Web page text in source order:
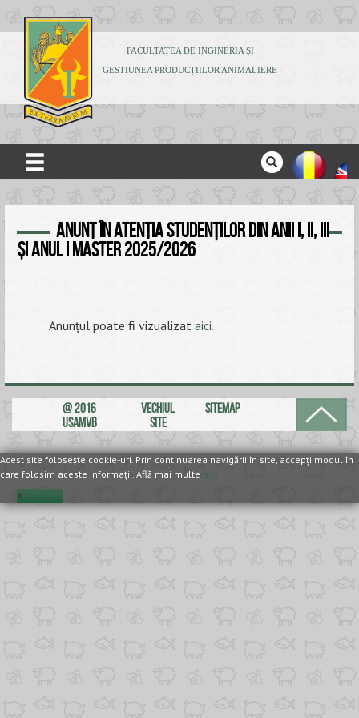
FACULTATEA DE INGINERIA ȘI
GESTIUNEA PRODUCȚIILOR ANIMALIERE
ACASĂ
DESPRE NOI
ADMITERE
CERCETARE
ANUNȚURI
ALUMNI
EVALUARE
CONTACT
ANUNȚ în atenția studenților din anii I, II, III
și anul I master 2025/2026
Anunțul poate fi vizualizat aici.
@ 2016
USAMVB
VECHIUL
SITE
SITEMAP
Acest site foloseşte cookie-uri. Prin continuarea navigării în site, accepţi modul în
care folosim aceste informaţii. Află mai multe aici
X